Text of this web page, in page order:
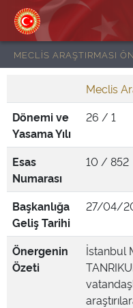
MECLİS ARAŞTIRMASI
Meclis
Dönemi ve
Yasama Yılı
26 / 1
Esas
Numarası
10 / 852
Başkanlığa
Geliş Tarihi
27/04/
Önergenin
Özeti
İstanbul